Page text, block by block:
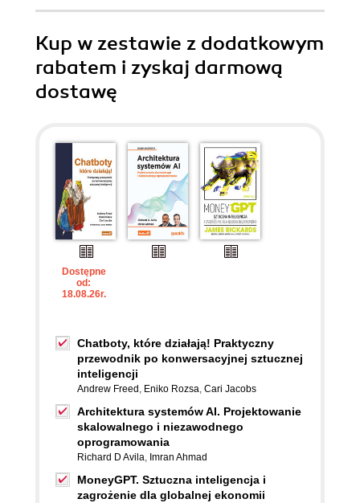
Kup w zestawie z dodatkowym
rabatem i zyskaj darmową
dostawę
Dostępne
od:
18.08.26r.
Chatboty, które działają! Praktyczny
przewodnik po konwersacyjnej sztucznej
inteligencji
Andrew Freed , Eniko Rozsa, Cari Jacobs
Architektura systemów AI. Projektowanie
skalowalnego i niezawodnego
oprogramowania
Richard D Avila, Imran Ahmad
MoneyGPT. Sztuczna inteligencja i
zagrożenie dla globalnej ekonomii